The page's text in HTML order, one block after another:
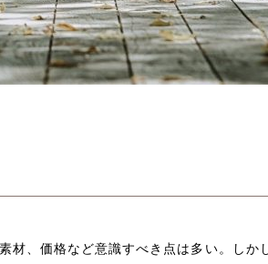
、価格など意識すべき点は多い。し